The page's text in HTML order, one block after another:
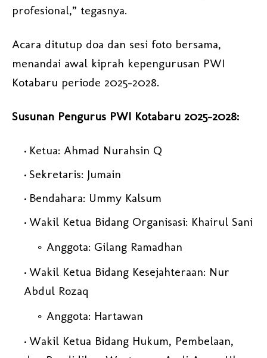
profesional,” tegasnya.
Acara ditutup doa dan sesi foto bersama,
menandai awal kiprah kepengurusan PWI
Kotabaru periode 2025–2028.
Susunan Pengurus PWI Kotabaru 2025–2028:
Ketua: Ahmad Nurahsin Q
Sekretaris: Jumain
Bendahara: Ummy Kalsum
Wakil Ketua Bidang Organisasi: Khairul Sani
Anggota: Gilang Ramadhan
Wakil Ketua Bidang Kesejahteraan: Nur
Abdul Rozaq
Anggota: Hartawan
Wakil Ketua Bidang Hukum, Pembelaan,